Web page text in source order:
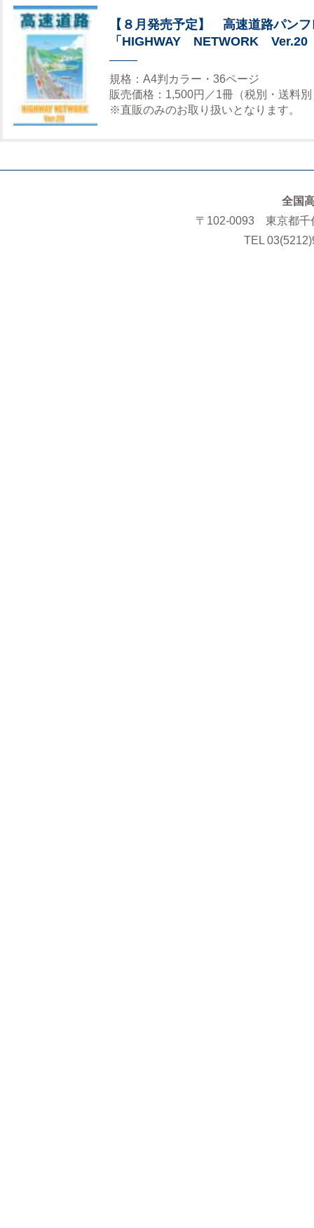
【８月発売予定】 高速道路パンフ
「HIGHWAY NETWORK Ver.20
規格：A4判カラー・36ページ
販売価格：1,500円／1冊（税別・送料別
※直販のみのお取り扱いとなります。
全国
〒102-0093 東京都千
TEL